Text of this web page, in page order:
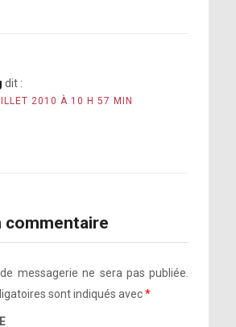
dit :
2010 À 10 H 57 MIN
commentaire
messagerie ne sera pas publiée.
sont indiqués avec*